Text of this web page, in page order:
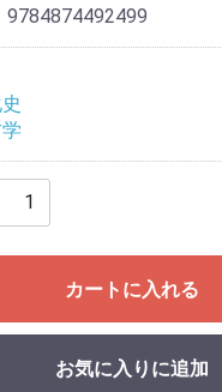
9784874492499
カートに入れる
お気に入りに追加